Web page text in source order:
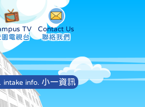
TV Contact Us
intake info. 小一資訊